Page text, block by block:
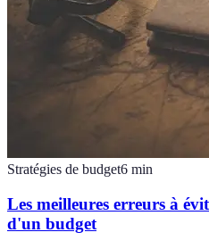
Stratégies de budget6 min
Les meilleures erreurs à
d'un budget